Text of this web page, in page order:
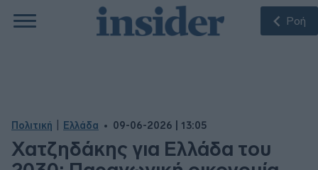
Ροή
Πολιτική Ελλάδα 09-06-2026 | 13:05
Χατζηδάκης για Ελλάδα του